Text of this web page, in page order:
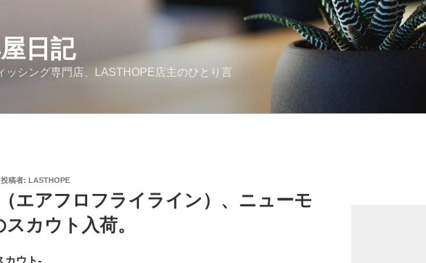
日記
ッシング専門店、LASTHOPE店主のひとり言
投稿者: LASTHOPE
エアフロフライライン）、ニューモ
カウト入荷。